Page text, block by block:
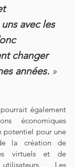
avec les
changer
années. »
également
économiques
potentiel pour une
la création de
virtuels et de
Les